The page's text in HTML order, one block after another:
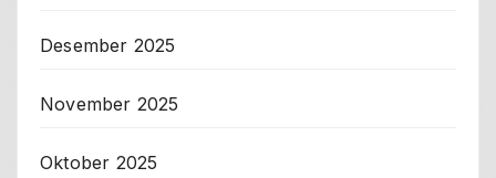
Desember 2025
November 2025
Oktober 2025